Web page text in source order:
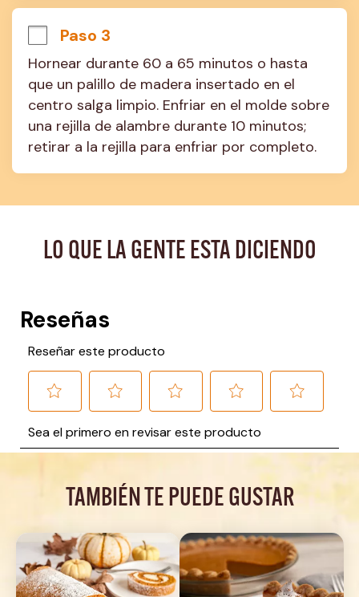
Paso 3
Hornear durante 60 a 65 minutos o hasta
que un palillo de madera insertado en el
centro salga limpio. Enfriar en el molde sobre
una rejilla de alambre durante 10 minutos;
retirar a la rejilla para enfriar por completo.
LO QUE LA GENTE ESTA DICIENDO
TAMBIÉN TE PUEDE GUSTAR